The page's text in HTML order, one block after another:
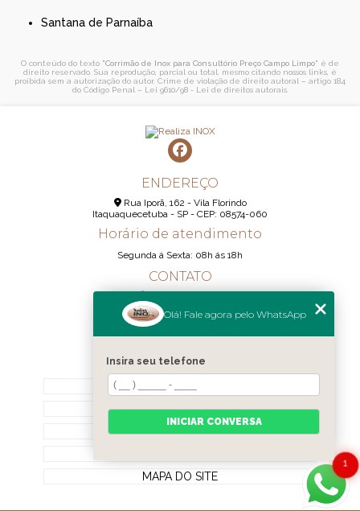
Santana de Parnaíba
O conteúdo do texto "Corrimão de Inox para Consultório Preço Campo Limpo" é de
direito reservado. Sua reprodução, parcial ou total, mesmo citando nossos links, é
proibida sem a autorização do autor. Crime de violação de direito autoral – artigo 184
do Código Penal – Lei 9610/98 - Lei de direitos autorais.
ENDEREÇO
Rua Iporã, 162 - Vila Florindo
Itaquaquecetuba - SP - CEP: 08574-060
Horário de atendimento
Segunda á Sexta: 08h ás 18h
CONTATO
(11) 98189-1344
MENU
HOME
QUEM SOMOS
CONTATO
MAPA DO SITE
1
Olá! Fale agora pelo WhatsApp
Insira seu telefone
INICIAR CONVERSA